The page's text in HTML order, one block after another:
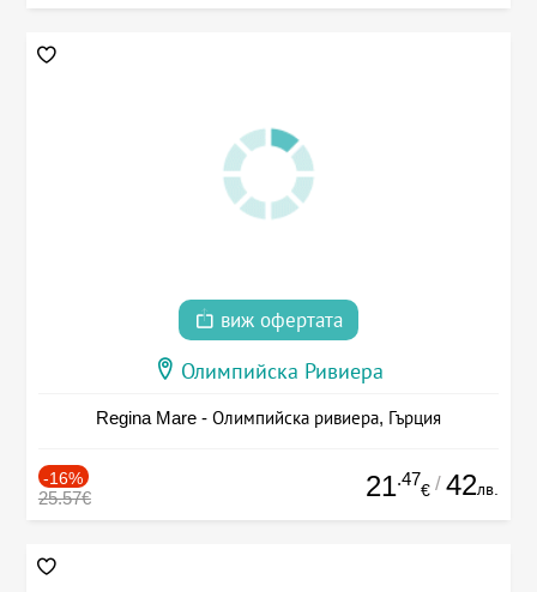
виж офертата
Олимпийска Ривиера
Regina Mare - Олимпийска ривиера, Гърция
-16%
25.57€ 21.47
€ / 42лв.